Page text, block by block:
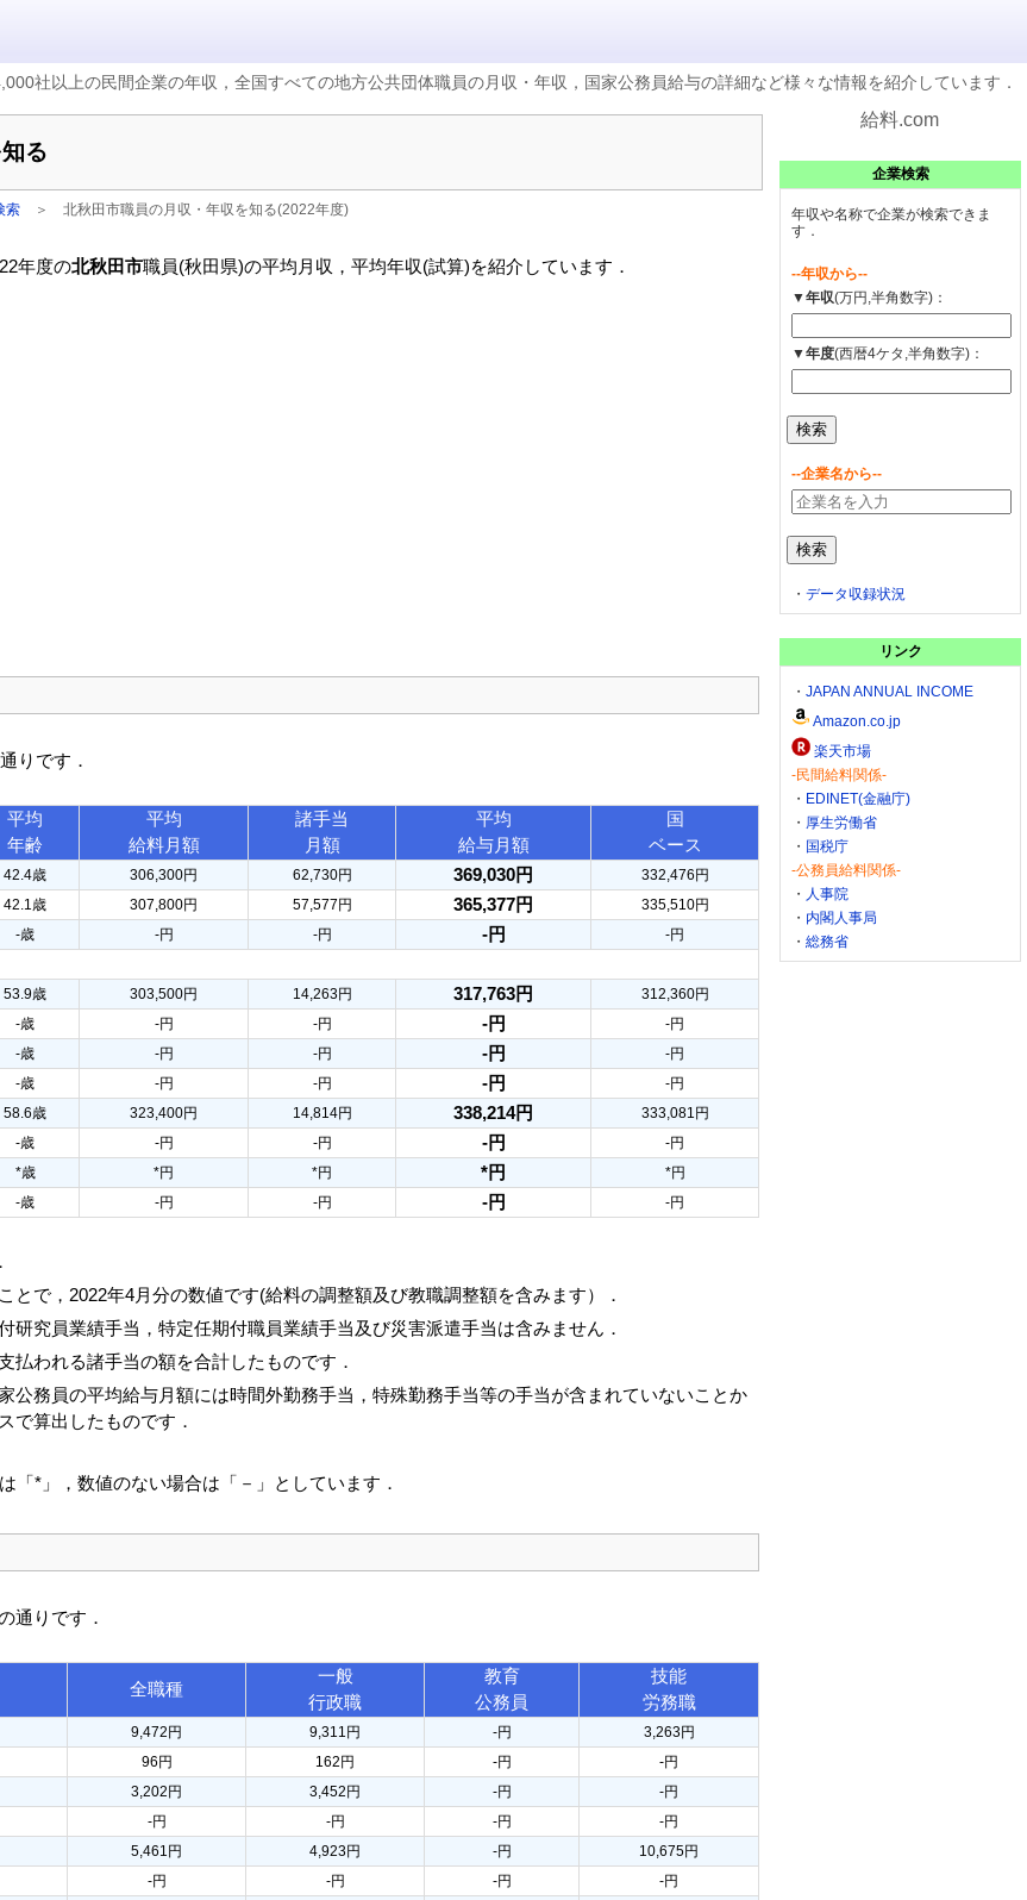
社以上の民間企業の年収，全国すべての地方公共団体職員の月収・年収，国家公務員給与の詳細など様々な情報を紹介しています．
る
索 ＞ 北秋田市職員の月収・年収を知る(2022年度)
年度の北秋田市職員(秋田県)の平均月収，平均年収(試算)を紹介しています．
りです．
平均
年齢
平均
給料月額
諸手当
月額
平均
給与月額
国
ベース
42.4歳 306,300円 62,730円 369,030円 332,476円
42.1歳 307,800円 57,577円 365,377円 335,510円
-歳 -円 -円 -円 -円
53.9歳 303,500円 14,263円 317,763円
312,360円
-歳 -円 -円 -円
-円
-歳 -円 -円 -円
-円
-歳 -円 -円 -円
-円
58.6歳 323,400円 14,814円 338,214円
333,081円
-歳 -円 -円 -円
-円
*歳 *円 *円 *円
*円
-歳 -円 -円 -円 -円
とで，2022年4月分の数値です(給料の調整額及び教職調整額を含みます）．
研究員業績手当，特定任期付職員業績手当及び災害派遣手当は含みません．
払われる諸手当の額を合計したものです．
公務員の平均給与月額には時間外勤務手当，特殊勤務手当等の手当が含まれていないことか
で算出したものです．
「*」，数値のない場合は「－」としています．
通りです．
全職種
一般
行政職
教育
公務員
技能
労務職
9,472円 9,311円 -円
3,263円
96円 162円 -円
-円
3,202円 3,452円 -円
-円
-円 -円 -円
-円
5,461円 4,923円 -円
10,675円
-円 -円 -円
-円
給料.com
企業検索
年収や名称で企業が検索できま
す．
--年収から--
▼年収(万円,半角数字)：
▼年度(西暦4ケタ,半角数字)：
--企業名から--
・ データ収録状況
リンク
・ JAPAN ANNUAL INCOME
Amazon.co.jp
楽天市場
-民間給料関係-
・ EDINET(金融庁)
・ 厚生労働省
・ 国税庁
-公務員給料関係-
・ 人事院
・ 内閣人事局
・ 総務省